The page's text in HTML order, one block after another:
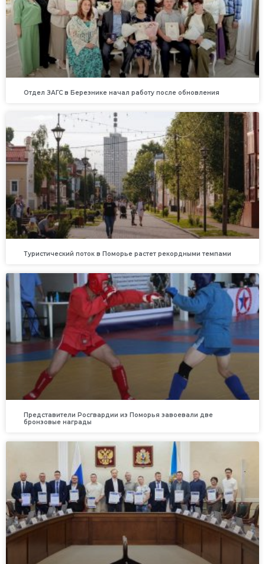
Отдел ЗАГС в Березнике начал работу после обновления
Туристический поток в Поморье растет рекордными темпами
Представители Росгвардии из Поморья завоевали две
бронзовые награды